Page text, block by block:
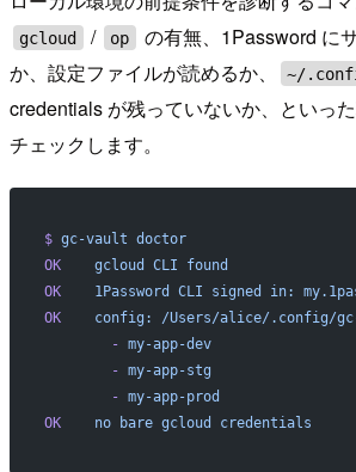
gcloud / op
の有無、1Password に
か、設定ファイルが読めるか、
~/
credentials が残っていないか、といっ
チェックします。
$ gc-vault doctor
OK
    gcloud
CLI found
OK
    1Password
CLI signed in:
OK
    config:
/Users/alice/.config/
        -
my-app-dev
        -
my-app-stg
        -
my-app-prod
OK
    no
bare gcloud credentials